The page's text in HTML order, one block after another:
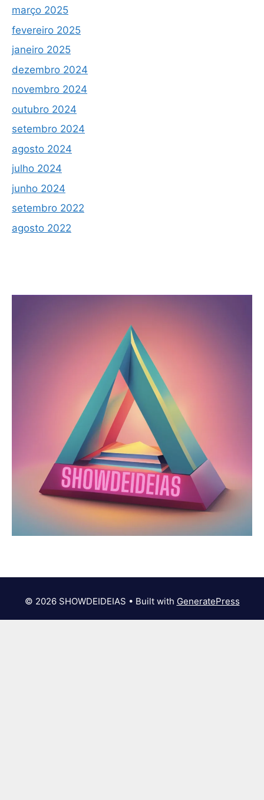
março 2025
fevereiro 2025
janeiro 2025
dezembro 2024
novembro 2024
outubro 2024
setembro 2024
agosto 2024
julho 2024
junho 2024
setembro 2022
agosto 2022
© 2026 SHOWDEIDEIAS • Built with GeneratePress